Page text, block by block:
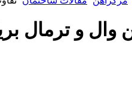
وال و ترمال